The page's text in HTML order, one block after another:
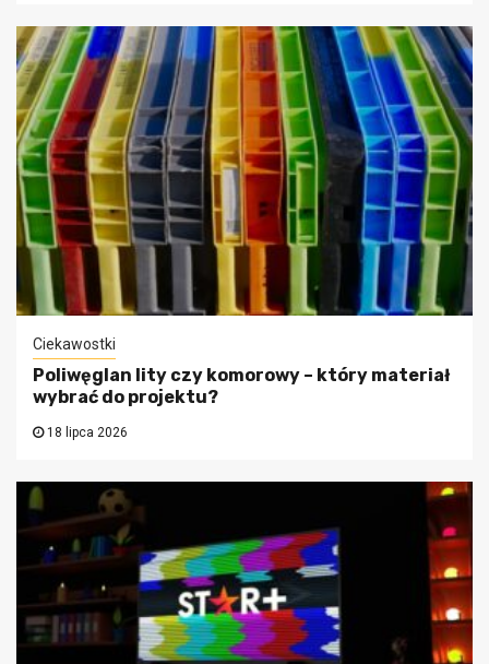
Ciekawostki
Poliwęglan lity czy komorowy – który materiał
wybrać do projektu?
18 lipca 2026